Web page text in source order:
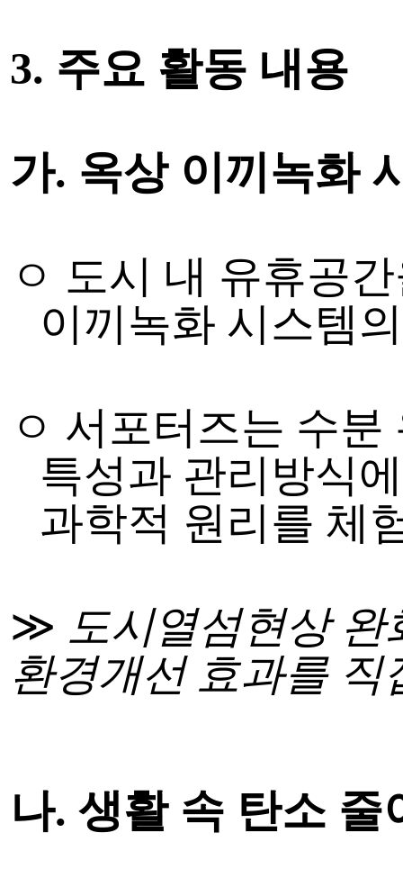
3. 주요 활동 내용
가. 옥상 이끼녹화
ㅇ 도시 내 유휴공
이끼녹화 시스템
ㅇ 서포터즈는 수분
특성과 관리방식
과학적 원리를 체
≫ 도시열섬현상 완
환경개선 효과를 직
나. 생활 속 탄소 줄